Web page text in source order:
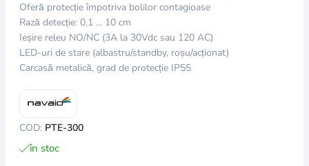
Oferă protecție împotriva bolilor contagioase
Rază detecție: 0,1 ... 10 cm
Ieșire releu NO/NC (3A la 30Vdc sau 120 AC)
LED-uri de stare (albastru/standby, roșu/acționat)
Carcasă metalică, grad de protecție IP55
COD: PTE-300
în stoc